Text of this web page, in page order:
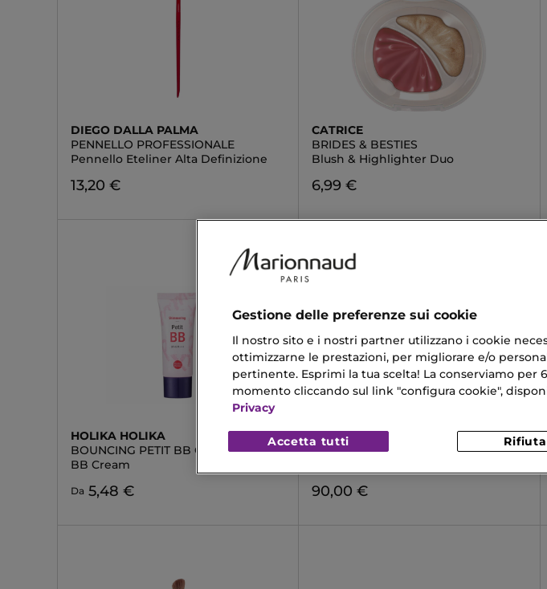
DIEGO DALLA PALMA
PENNELLO PROFESSIONALE
Pennello Eteliner Alta Definizione
13,20 €
CATRICE
BRIDES & BESTIES
Blush & Highlighter Duo
6,99 €
HOLIKA HOLIKA
BOUNCING PETIT BB CREAM
BB Cream
Da 5,48 €
SISLEY
PHYTO-OMBRES PALETTE
90,00 €
Gestione delle preferenze sui cookie
Il nostro sito e i nostri partner utilizzano i cookie
ottimizzarne le prestazioni, per migliorare e/o
pertinente. Esprimi la tua scelta! La conserviamo per
momento cliccando sul link "configura cookie",
Privacy
Accetta tutti